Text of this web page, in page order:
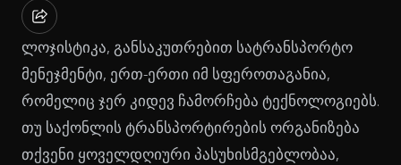
ლოჯისტიკა, განსაკუთრებით სატრანსპორტო
მენეჯმენტი, ერთ-ერთი იმ სფეროთაგანია,
რომელიც ჯერ კიდევ ჩამორჩება ტექნოლოგიებს.
თუ საქონლის ტრანსპორტირების ორგანიზება
თქვენი ყოველდღიური პასუხისმგებლობაა,